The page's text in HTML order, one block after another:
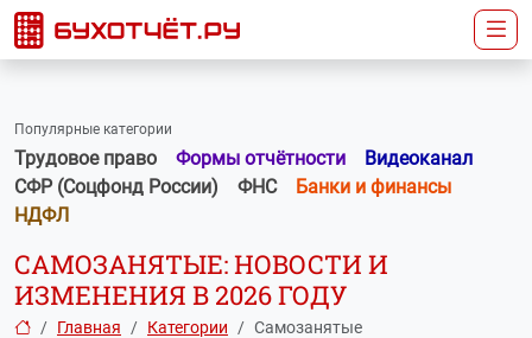
Популярные категории
Трудовое право Формы отчётности
Видеоканал
СФР (Соцфонд России)
ФНС
Банки и финансы
НДФЛ
САМОЗАНЯТЫЕ: НОВОСТИ И
ИЗМЕНЕНИЯ В 2026 ГОДУ
Главная Категории Самозанятые